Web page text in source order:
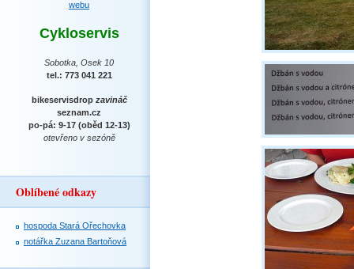
Cykloservis
Sobotka, Osek 10
tel.: 773 041 221
bikeservisdrop zavináč
seznam.cz
po-pá: 9-17 (oběd 12-13)
otevřeno v sezóně
Oblíbené odkazy
hospoda Stará Ořechovka
notářka Zuzana Bartoňová